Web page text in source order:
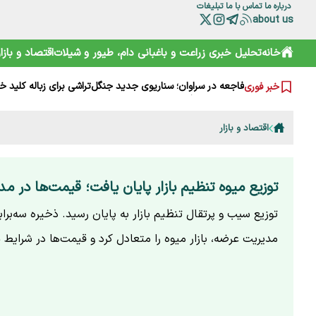
درباره ما تماس با ما تبلیغات
about us
خانهتحلیل خبری زراعت و باغبانی دام، طیور و شیلاتاقتصاد و
خبر فوری
پارادوکس اینترنت گران و وعده نظارت
برگزاری با کیفیت نمایشگاه راه جلب نظر مشارکت‌ کنندگان
فاجعه در سراوان؛ سناریوی جدید جنگل‌تراشی برای زباله کلید
قانون یا فرهنگ؟ پشت پرده ممنوعیت آفرود سواری در ایران
آغاز پروژه خانه ریز در غرب تهران؛ خانه‌دار شدن با خرید یک
سوال‌های بی‌پاسخ از سکاندار دولت؛ واکاوی ابهام‌های مصاحبه
اقتصاد و بازار
توزیع میوه تنظیم بازار پایان یافت؛ قیمت‌ها در
توزیع سیب و پرتقال تنظیم بازار به پایان رسید. ذخیره
مدیریت عرضه، بازار میوه را متعادل کرد و قیمت‌ها در